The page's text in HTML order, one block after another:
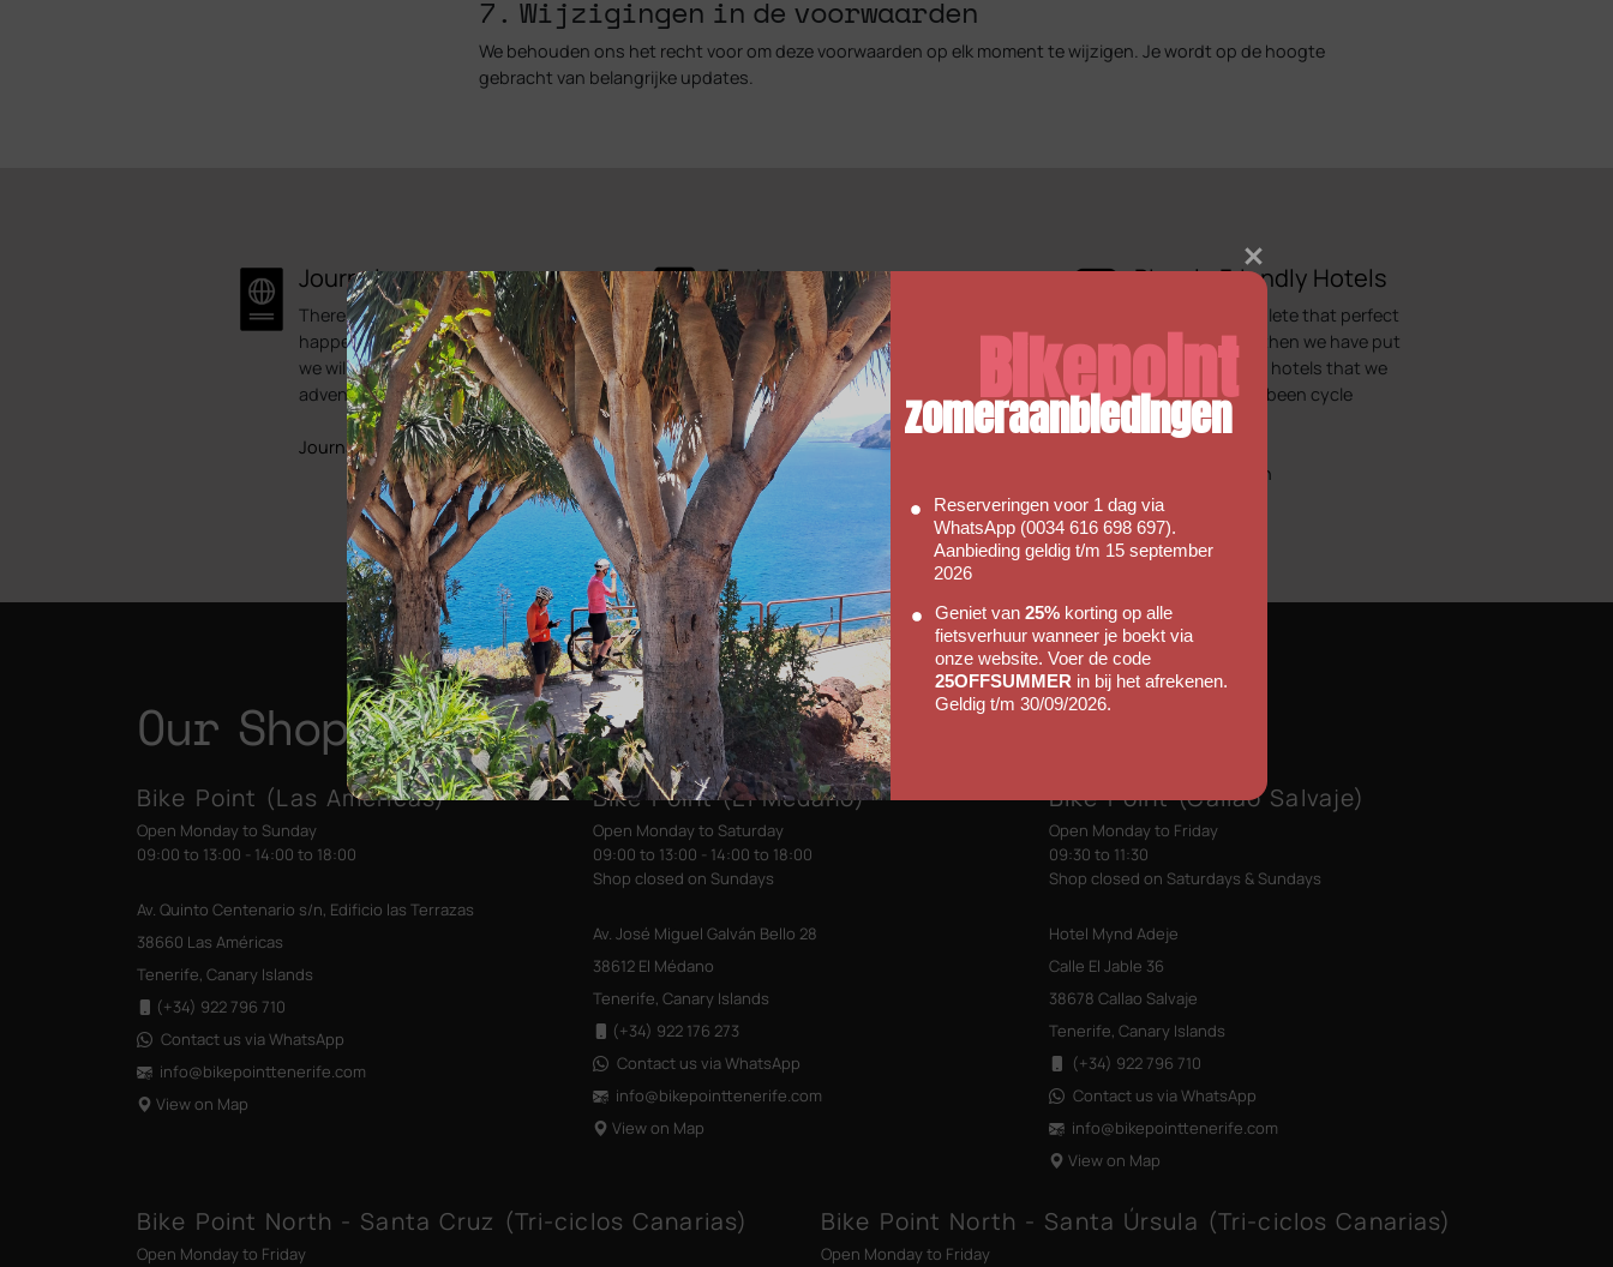
7. Wijzigingen in de voorwaarden
We behouden ons het recht voor om deze voorwaarden op elk moment te wijzigen. Je wordt op de hoogte
gebracht van belangrijke updates.
Journal
There is always something
happening here at Bike Point. So
we will try to showcase some of our
adventures.
Journals
Faq's
Hopefully our FAQ will be able to
answer some of your basic
enquiries with regards to hiring a
bike with us.
Go to FAQs
Bicycle Friendly Hotels
Looking to complete that perfect
cycling holiday, then we have put
together a list of hotels that we
would regard as been cycle
friendly.
More information
Our Shops
Bike Point (Las Américas)
Open Monday to Sunday
09:00 to 13:00 - 14:00 to 18:00
Av. Quinto Centenario s/n, Edificio las Terrazas
38660 Las Américas
Tenerife, Canary Islands
(+34) 922 796 710
Contact us via WhatsApp
info@bikepointtenerife.com
View on Map
Bike Point (El Médano)
Open Monday to Saturday
09:00 to 13:00 - 14:00 to 18:00
Shop closed on Sundays
Av. José Miguel Galván Bello 28
38612 El Médano
Tenerife, Canary Islands
(+34) 922 176 273
Contact us via WhatsApp
info@bikepointtenerife.com
View on Map
Bike Point (Callao Salvaje)
Open Monday to Friday
09:30 to 11:30
Shop closed on Saturdays & Sundays
Hotel Mynd Adeje
Calle El Jable 36
38678 Callao Salvaje
Tenerife, Canary Islands
(+34) 922 796 710
Contact us via WhatsApp
info@bikepointtenerife.com
View on Map
Bike Point North - Santa Cruz (Tri-ciclos Canarias)
Open Monday to Friday
Bike Point North - Santa Úrsula (Tri-ciclos Canarias)
Open Monday to Friday
Bikepoint
zomeraanbiedingen
Reserveringen voor 1 dag via
WhatsApp (0034 616 698 697).
Aanbieding geldig t/m 15 september
2026
Geniet van25%korting op alle
fietsverhuur wanneer je boekt via
onze website. Voer de code
25OFFSUMMER in bij het afrekenen.
Geldig t/m 30/09/2026.